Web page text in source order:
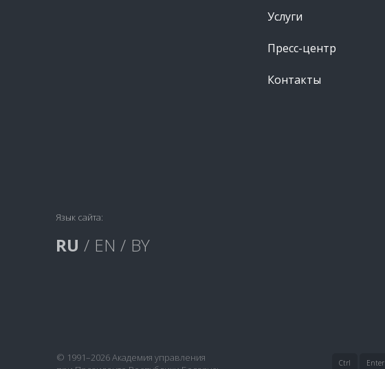
Услуги
Пресс-центр
Контакты
Язык сайта:
RU / EN / BY
© 1991–2026 Академия управления
Ctrl Enter